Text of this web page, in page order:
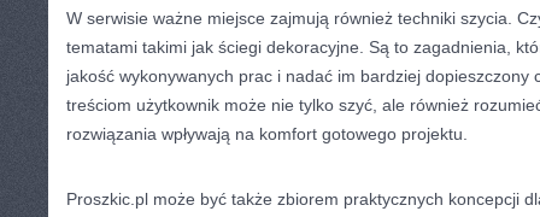
W serwisie ważne miejsce zajmują również techniki szycia.
tematami takimi jak ściegi dekoracyjne. Są to zagadnienia,
jakość wykonywanych prac i nadać im bardziej dopieszczony
treściom użytkownik może nie tylko szyć, ale również
rozwiązania wpływają na komfort gotowego projektu.
Proszkic.pl może być także zbiorem praktycznych koncepcji